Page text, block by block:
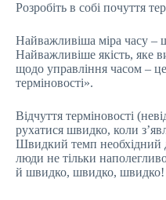
Розробіть в собі почуття
Найважливіша міра часу –
Найважливіше якість, яке
щодо управління часом – це
терміновості».
Відчуття терміновості
рухатися швидко, коли
Швидкий темп необхідний
люди не тільки
й швидко, швидко, швидко!